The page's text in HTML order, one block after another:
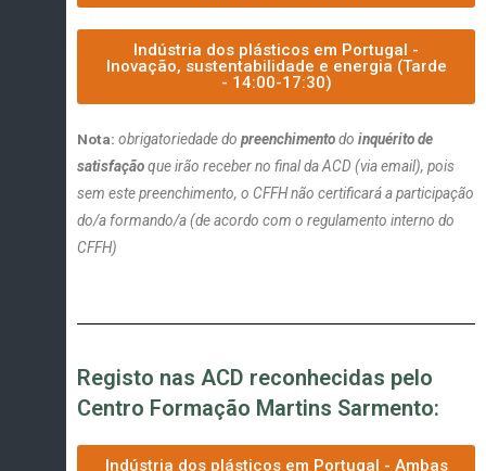
Indústria dos plásticos em Portugal -
Inovação, sustentabilidade e energia (Tarde
- 14:00-17:30)
Nota: obrigatoriedade do preenchimentodo inquérito de
satisfaçãoque irão receber no final da ACD (via email), pois
sem este preenchimento, o CFFH não certificará a participação
do/a formando/a (de acordo com o regulamento interno do
CFFH)
Registo nas ACD reconhecidas pelo
Centro Formação Martins Sarmento:
Indústria dos plásticos em Portugal - Ambas